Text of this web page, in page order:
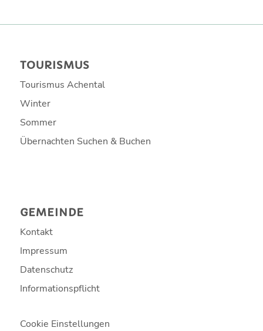
TOURISMUS
Tourismus Achental
Winter
Sommer
Übernachten Suchen & Buchen
GEMEINDE
Kontakt
Impressum
Datenschutz
Informationspflicht
Cookie Einstellungen